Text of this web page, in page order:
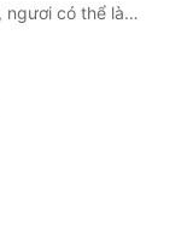
Chương 88: Tại bản vương trước mặt, ngươi có thể làm bản thân